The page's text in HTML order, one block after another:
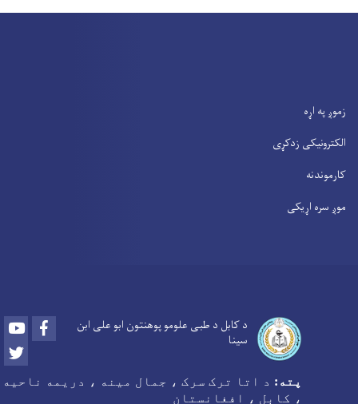
زموږ په اړه
الکترونیکی زدکړی
کارموندنه
موږ سره اړیکی
د کابل د طبی علومو پوهنتون ابو علی ابن
سینا
Youtube Facebook
پته: د اتا ترک سرک ، جمال مینه ، دریمه ناحیه
، کابل ، افغانستان